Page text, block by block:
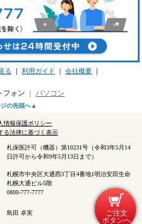
ご注文
ボタンへ
る 利用ガイド 会社概要
フォン パソコン
ジの先頭へ▲
情報保護ポリシー
る法律に基づく表示
札保医許可（機器）第10231号（令和3年5月14
日許可から令和9年5月13日まで）
札幌市中央区大通西3丁目4番地1明治安田生命
札幌大通ビル5階
0800-777-7777
島田 卓実